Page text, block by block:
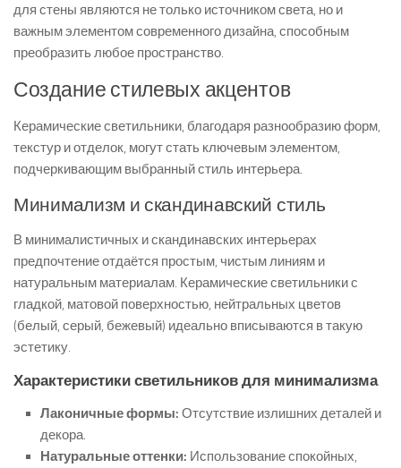
для стены являются не только источником света, но и
важным элементом современного дизайна, способным
преобразить любое пространство.
Создание стилевых акцентов
Керамические светильники, благодаря разнообразию форм,
текстур и отделок, могут стать ключевым элементом,
подчеркивающим выбранный стиль интерьера.
Минимализм и скандинавский стиль
В минималистичных и скандинавских интерьерах
предпочтение отдаётся простым, чистым линиям и
натуральным материалам. Керамические светильники с
гладкой, матовой поверхностью, нейтральных цветов
(белый, серый, бежевый) идеально вписываются в такую
эстетику.
Характеристики светильников для минимализма
Лаконичные формы: Отсутствие излишних деталей и
декора.
Натуральные оттенки: Использование спокойных,